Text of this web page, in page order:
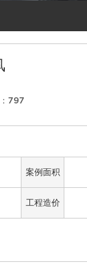
797
案例面积
工程造价